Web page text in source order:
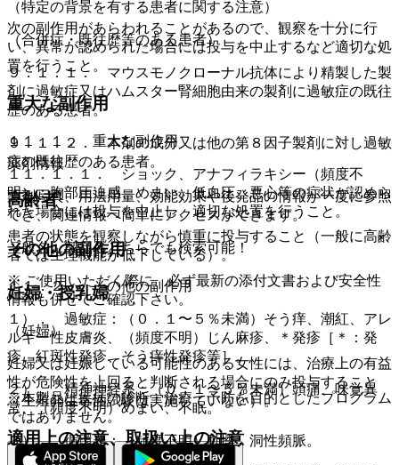
（特定の背景を有する患者に関する注意）
（合併症・既往歴等のある患者）
９．１．１． マウスモノクローナル抗体により精製した製
剤に過敏症又はハムスター腎細胞由来の製剤に過敏症の既往
歴のある患者。
９．１．２． 本剤の成分又は他の第８因子製剤に対し過敏
症の既往歴のある患者。
高齢者
患者の状態を観察しながら慎重に投与すること（一般に高齢
者では生理機能が低下している）。
妊婦・授乳婦
（妊婦）
妊婦又は妊娠している可能性のある女性には、治療上の有益
性が危険性を上回ると判断される場合にのみ投与すること
（生殖発生毒性試験は実施していない）。
適用上の注意、取扱い上の注意
次の副作用があらわれることがあるので、観察を十分に行
い、異常が認められた場合には投与を中止するなど適切な処
置を行うこと。
重大な副作用
１１．１． 重大な副作用
１１．１．１． ショック、アナフィラキシー（頻度不
明）：胸部圧迫感、めまい、低血圧、悪心等の症状が認めら
れた場合には投与を中止し、適切な処置を行うこと。
その他の副作用
１１．２． その他の副作用
１）． 過敏症：（０．１〜５％未満）そう痒、潮紅、アレ
ルギー性皮膚炎、（頻度不明）じん麻疹、＊発疹［＊：発
疹、紅斑性発疹、そう痒性発疹等］。
２）． 精神神経系：（０．１〜５％未満）頭痛、味覚異
常、（頻度不明）めまい、不眠。
３）． 循環器：（頻度不明）動悸、洞性頻脈。
薬剤情報
薬剤写真、用法用量、効能効果や後発品の情報が一度に参照
でき、関連情報へ簡単にアクセスができます。
一般名、製品名どちらでも検索可能！
※ ご使用いただく際に、必ず最新の添付文書および安全性
情報も併せてご確認下さい。
※本製品は疾病の診断・治療・予防を目的としたプログラム
ではありません。